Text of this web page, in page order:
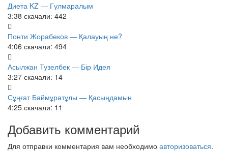
Диета KZ — Гүлмаралым
3:38 скачали: 442
Понти Жорабеков — Қалауың не?
4:06 скачали: 494
Асылжан Тузелбек — Бір Идея
3:27 скачали: 14
Сұңғат Баймұратұлы — Қасыңдамын
4:25 скачали: 11
Добавить комментарий
Для отправки комментария вам необходимо авторизоваться.